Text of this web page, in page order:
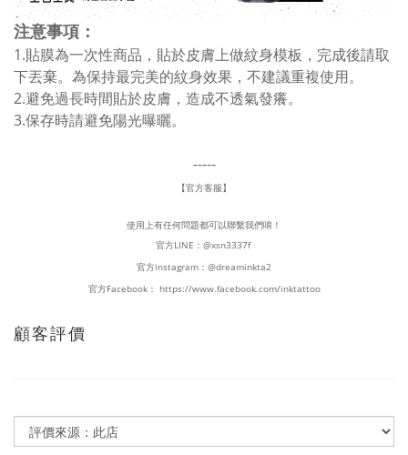
注意事項：
1.貼膜為一次性商品，貼於皮膚上做紋身模板，完成後請取
下丟棄。為保持最完美的紋身效果，不建議重複使用。
2.避免過長時間貼於皮膚，造成不透氣發癢。
3.保存時請避免陽光曝曬。
-----
【官方客服】
使用上有任何問題都可以聯繫我們唷！
官方LINE： @xsn3337f
官方instagram： @dreaminkta2
官方Facebook： https://www.facebook.com/inktattoo
顧客評價